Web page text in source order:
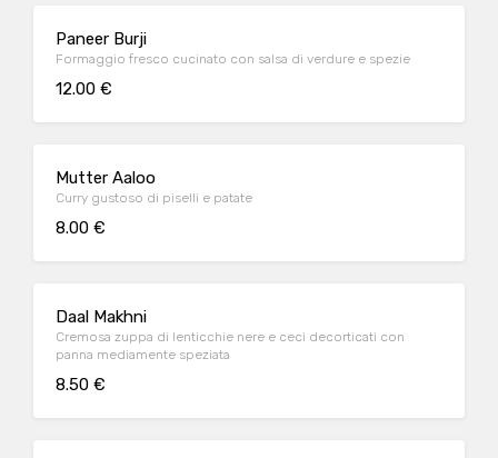
Paneer Burji
Formaggio fresco cucinato con salsa di verdure e spezie
12.00 €
Mutter Aaloo
Curry gustoso di piselli e patate
8.00 €
Daal Makhni
Cremosa zuppa di lenticchie nere e ceci decorticati con
panna mediamente speziata
8.50 €